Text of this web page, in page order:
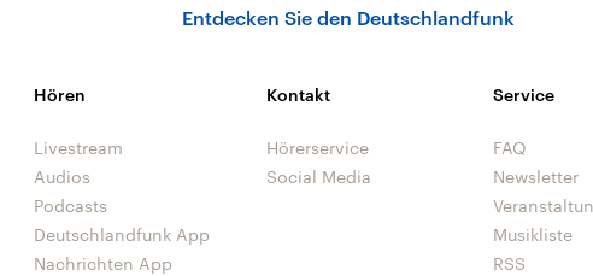
Entdecken Sie den Deutschlandfunk
Hören
Livestream
Audios
Podcasts
Deutschlandfunk App
Nachrichten App
Kontakt
Hörerservice
Social Media
Service
FAQ
Newsletter
Musikliste
RSS